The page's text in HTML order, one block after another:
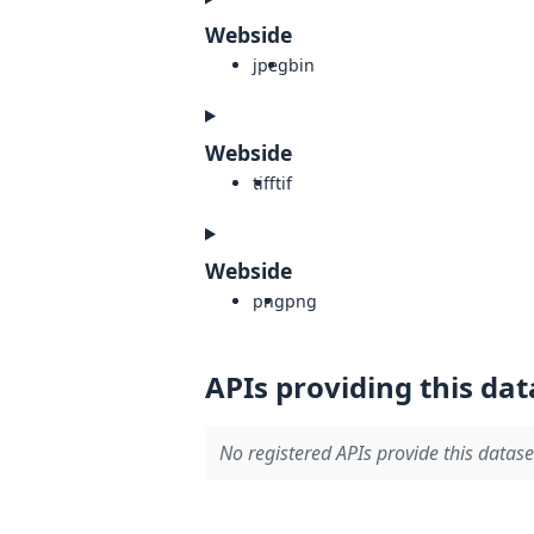
Webside
jpegbin
Webside
tifftif
Webside
pngpng
APIs providing this
No registered APIs provide this